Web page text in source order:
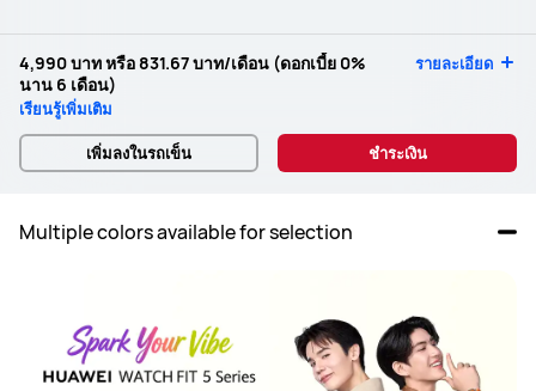
4,990 บาทหรือ831.67 บาท/เดือน (ดอกเบี้ย 0%
นาน 6 เดือน)
รายละเอียด
เรียนรู้เพิ่มเติม
เพิ่มลงในรถเข็น ชำระเงิน
Multiple colors available for selection